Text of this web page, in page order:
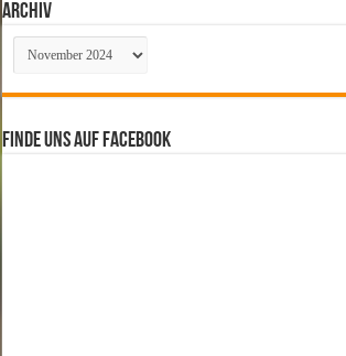
Archiv
Archiv
Finde uns auf Facebook